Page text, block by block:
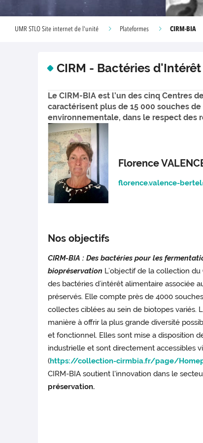
UMR STLO Site internet de l'unité Plateformes CIRM-BIA
CIRM - Bactéries
Le CIRM-BIA est l’un des cinq Centres
caractérisent plus de 15 000 souches
environnementale, dans le respect des
Florence
florence.valence-
Nos objectifs
CIRM-BIA : Des bactéries pour les
biopréservation L’objectif de la collection
des bactéries d’intérêt alimentaire associée
préservés. Elle compte près de 4000
collectes ciblées au sein de biotopes variés.
manière à offrir la plus grande diversité
et fonctionnel. Elles sont mise a disposition
industrielle et sont directement accessibles
(https://collection-cirmbia.fr/page/
CIRM-BIA soutient l'innovation dans le
préservation.